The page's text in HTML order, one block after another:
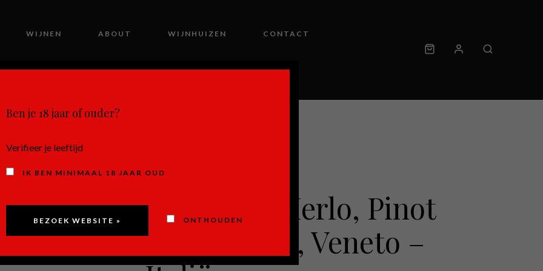
WIJNEN ABOUT WIJNHUIZEN CONTACT
Bosco del Merlo, Pinot
Grigio Rosé, Veneto –
Ben je 18 jaar of ouder?
Verifieer je leeftijd
IK BEN MINIMAAL 18 JAAR OUD
ONTHOUDEN